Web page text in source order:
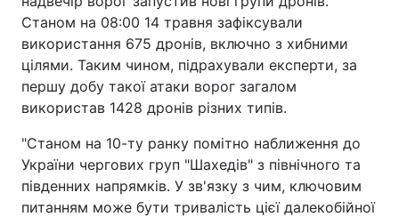
Станом на 08:00 14 травня зафіксували
використання 675 дронів, включно з хибними
цілями. Таким чином, підрахували експерти, за
першу добу такої атаки ворог загалом
використав 1428 дронів різних типів.
"Станом на 10-ту ранку помітно наближення до
України чергових груп "Шахедів" з північного та
південних напрямків. У зв'язку з чим, ключовим
питанням може бути тривалість цієї далекобійної